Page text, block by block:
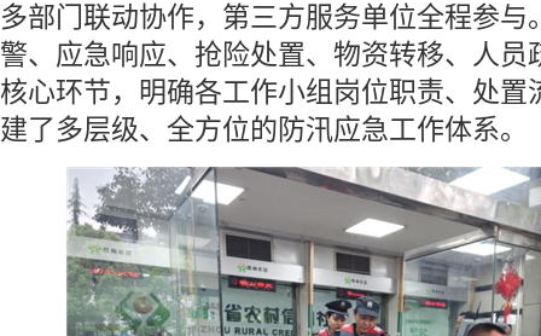
多部门联动协作，第三方服务单位全程参与
警、应急响应、抢险处置、物资转移、人员
核心环节，明确各工作小组岗位职责、处置
建了多层级、全方位的防汛应急工作体系。